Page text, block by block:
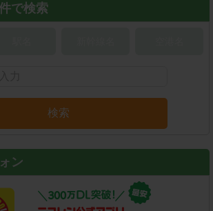
で検索
検索
ン